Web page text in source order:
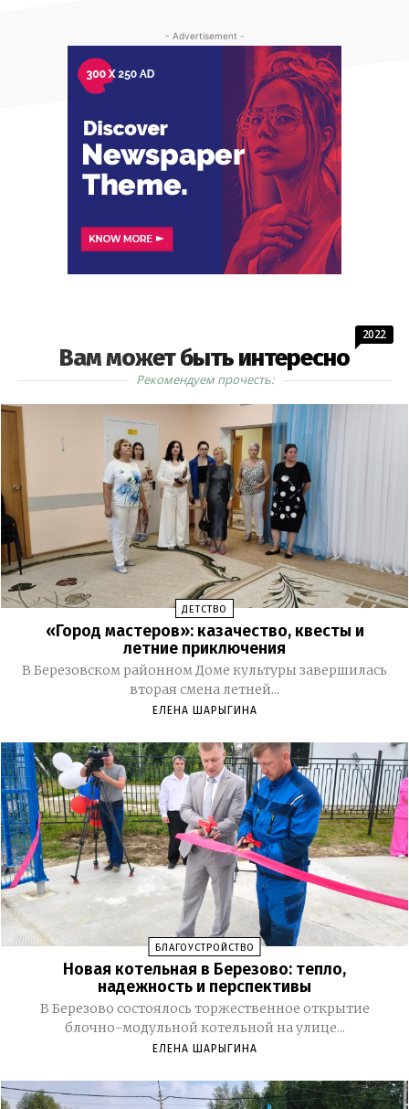
- Advertisement -
Вам может быть интересно
2022
Рекомендуем прочесть:
ДЕТСТВО
«Город мастеров»: казачество, квесты и
летние приключения
В Березовском районном Доме культуры завершилась
вторая смена летней...
ЕЛЕНА ШАРЫГИНА
БЛАГОУСТРОЙСТВО
Новая котельная в Березово: тепло,
надежность и перспективы
В Березово состоялось торжественное открытие
блочно-модульной котельной на улице...
ЕЛЕНА ШАРЫГИНА